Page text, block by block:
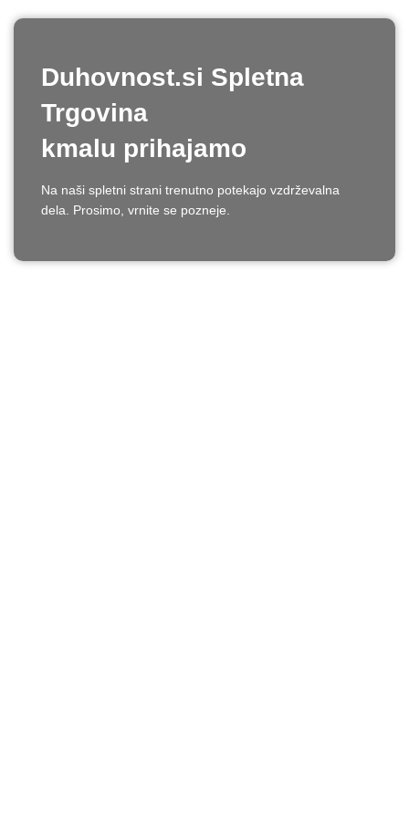
Duhovnost.si Spletna
Trgovina
kmalu prihajamo
Na naši spletni strani trenutno potekajo vzdrževalna
dela. Prosimo, vrnite se pozneje.